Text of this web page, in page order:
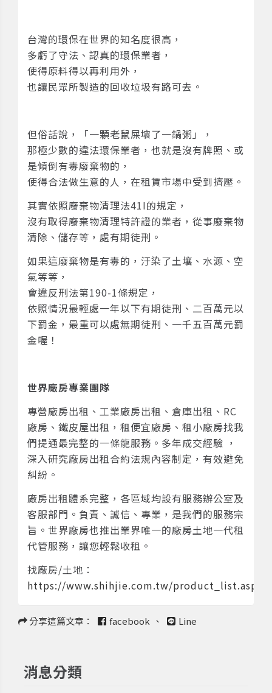
台灣的環保在世界的知名度很高，
多虧了守法、認真的環保業者，
使得原料得以再利用外，
也讓民眾所製造的回收垃圾有路可去。
但俗話說，「一顆老鼠屎壞了一鍋粥」，
那極少數的違法環保業者，也就是沒有牌照、或
是傾倒有毒廢棄物的，
使得合法做生意的人，在租賃市場中受到擠壓。
其實依照廢棄物清理法41I的規定，
沒有取得廢棄物清理特許證的業者，從事廢棄物
清除、儲存等，處有期徒刑。
如果這廢棄物是有毒的，汙染了土壤、水源、空
氣等等，
會違反刑法第190-1條規定，
依照情況最輕處一年以下有期徒刑、二百萬元以
下罰金，最重可以處無期徒刑、一千五百萬元罰
金喔！
世界廠房專業團隊
專營廠房出租、工業廠房出租、倉庫出租、RC
廠房、鐵皮屋出租，租便宜廠房、租小廠房找我
們提通最完整的一條龍服務。多年成交經驗 ，
深入研究廠房出租合約法規內容制定，有效避免
糾紛。
廠房出租體系完整，各區域均設有服務辦公室及
客服部門。負責、誠信、專業，是我們的服務宗
旨。世界廠房也推出業界唯一的廠房土地一代租
代管服務，讓您輕鬆收租。
找廠房/土地：
https://www.shihjie.com.tw/product_list.asp
分享這篇文章： facebook 、 Line
消息分類